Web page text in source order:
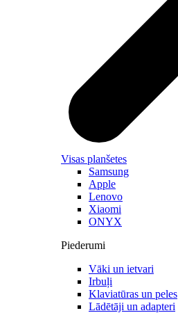
Visas planšetes
Samsung
Apple
Lenovo
Xiaomi
ONYX
Piederumi
Vāki un ietvari
Irbuļi
Klaviatūras un peles
Lādētāji un adapteri